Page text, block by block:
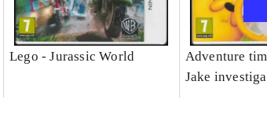
Lego - Jurassic World
Adventure
Jake